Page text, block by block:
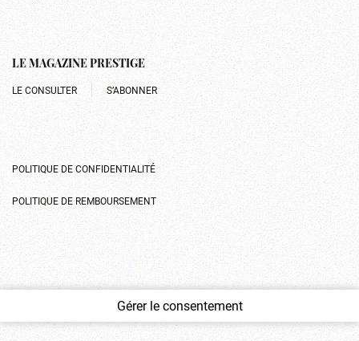
LE MAGAZINE PRESTIGE
LE CONSULTER S’ABONNER
POLITIQUE DE CONFIDENTIALITÉ
POLITIQUE DE REMBOURSEMENT
Gérer le consentement